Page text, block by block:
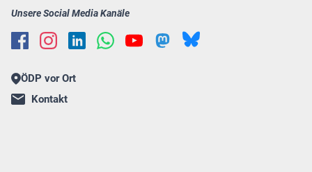
Unsere Social Media Kanäle
ÖDP vor Ort
Kontakt